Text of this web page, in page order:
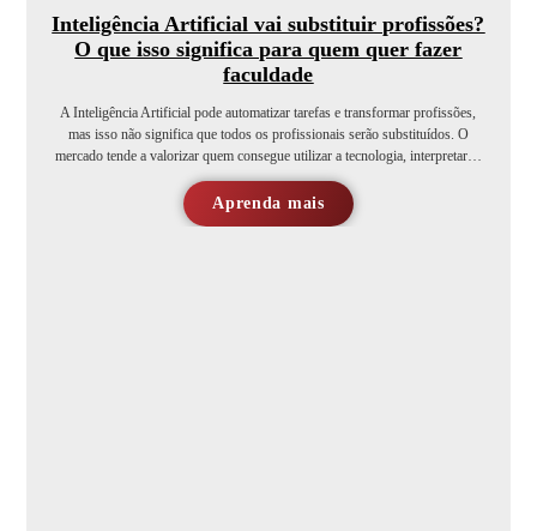
Inteligência Artificial vai substituir profissões?
O que isso significa para quem quer fazer
faculdade
A Inteligência Artificial pode automatizar tarefas e transformar profissões,
mas isso não significa que todos os profissionais serão substituídos. O
mercado tende a valorizar quem consegue utilizar a tecnologia, interpretar…
Aprenda mais